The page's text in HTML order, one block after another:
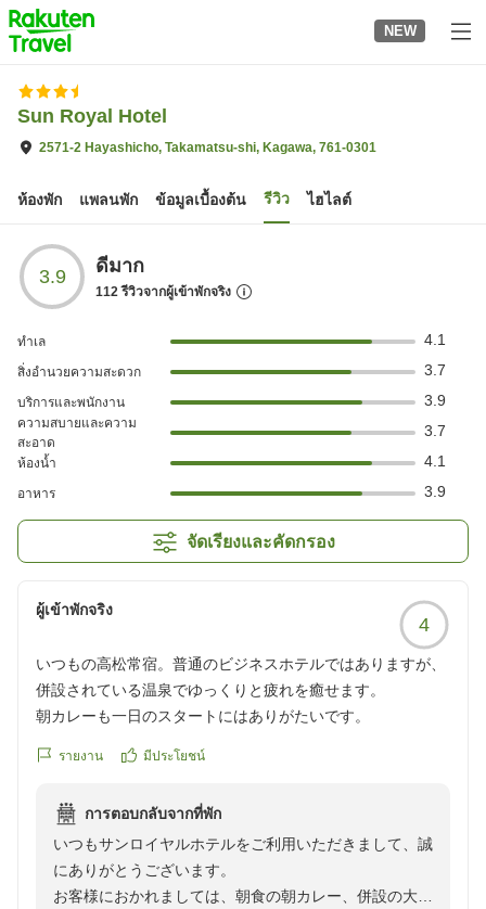
to
top
page
NEW
Sun Royal Hotel
2571-2 Hayashicho, Takamatsu-shi, Kagawa, 761-0301
ห้องพัก แพลนพัก ข้อมูลเบื้องต้น รีวิว ไฮไลต์
3.9 ดีมาก
112รีวิวจากผู้เข้าพักจริง
ทำเล 4.1
สิ่งอำนวยความสะดวก 3.7
บริการและพนักงาน 3.9
ความสบายและความ
สะอาด
3.7
ห้องน้ำ 4.1
อาหาร 3.9
จัดเรียงและคัดกรอง
ผู้เข้าพักจริง
4
いつもの高松常宿。普通のビジネスホテルではありますが、
併設されている温泉でゆっくりと疲れを癒せます。
朝カレーも一日のスタートにはありがたいです。
รายงาน มีประโยชน์
การตอบกลับจากที่พัก
いつもサンロイヤルホテルをご利用いただきまして、誠
にありがとうございます。
お客様におかれましては、朝食の朝カレー、併設の大浴